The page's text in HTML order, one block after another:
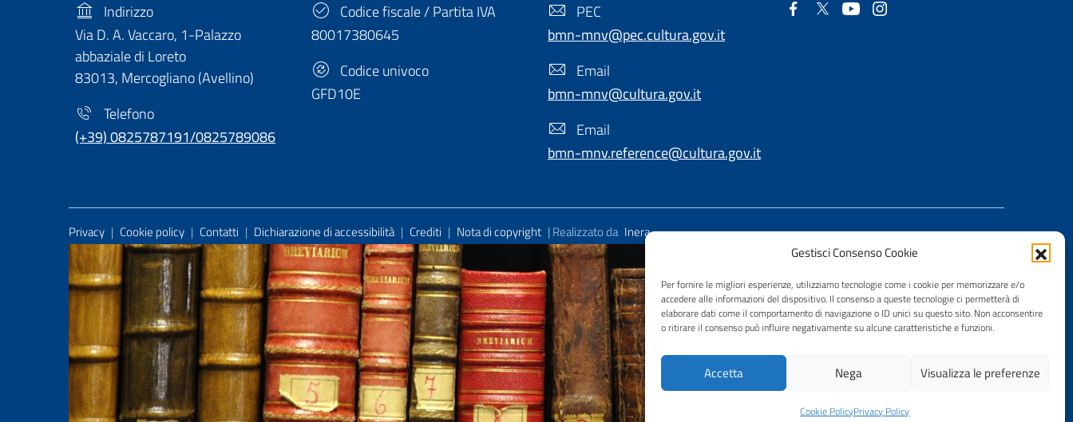
Gestisci Consenso Cookie
Per fornire le migliori esperienze, utilizziamo tecnologie come i cookie per memorizzare e/o
accedere alle informazioni del dispositivo. Il consenso a queste tecnologie ci permetterà di
elaborare dati come il comportamento di navigazione o ID unici su questo sito. Non acconsentire
o ritirare il consenso può influire negativamente su alcune caratteristiche e funzioni.
Accetta Nega Visualizza le preferenze
Cookie PolicyPrivacy Policy
Indirizzo
Via D. A. Vaccaro, 1-Palazzo
abbaziale di Loreto
83013, Mercogliano (Avellino)
Telefono
(+39) 0825787191/0825789086
Codice fiscale / Partita IVA
80017380645
Codice univoco
GFD10E
PEC
bmn-mnv@pec.cultura.gov.it
Email
bmn-mnv@cultura.gov.it
Email
bmn-mnv.reference@cultura.gov.it
Useful Links Section
Privacy | Cookie policy | Contatti | Dichiarazione di accessibilità | Crediti | Nota di copyright | Realizzato da Inera